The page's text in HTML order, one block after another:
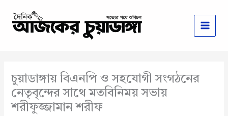
content
চুয়াডাঙ্গায় বিএনপি ও সহযোগী সংগঠনের
নেতৃবৃন্দের সাথে মতবিনিময় সভায়
শরীফুজ্জামান শরীফ